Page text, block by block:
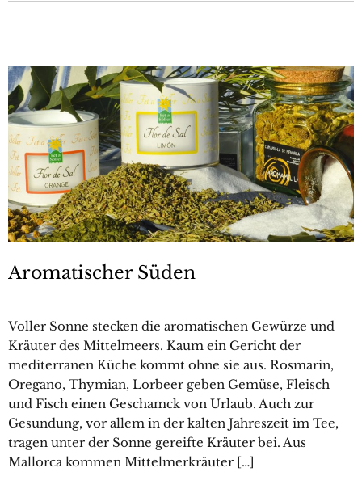
Aromatischer Süden
Voller Sonne stecken die aromatischen Gewürze und
Kräuter des Mittelmeers. Kaum ein Gericht der
mediterranen Küche kommt ohne sie aus. Rosmarin,
Oregano, Thymian, Lorbeer geben Gemüse, Fleisch
und Fisch einen Geschamck von Urlaub. Auch zur
Gesundung, vor allem in der kalten Jahreszeit im Tee,
tragen unter der Sonne gereifte Kräuter bei. Aus
Mallorca kommen Mittelmerkräuter […]